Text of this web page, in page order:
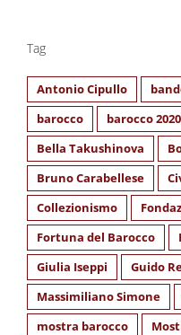
Tag
Antonio Cipullo
barocco
barocco 2020
Bella Takushinova
Bruno Carabellese
Collezionismo
Fortuna del Barocco
Giulia Iseppi
Guido
Massimiliano Simone
mostra barocco